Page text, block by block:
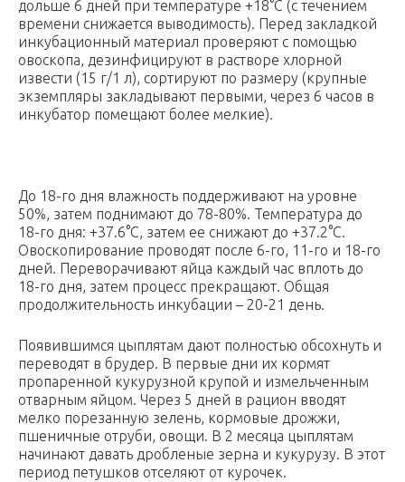
дольше 6 дней при температуре +18°С (с течением
времени снижается выводимость). Перед закладкой
инкубационный материал проверяют с помощью
овоскопа, дезинфицируют в растворе хлорной
извести (15 г/1 л), сортируют по размеру (крупные
экземпляры закладывают первыми, через 6 часов в
инкубатор помещают более мелкие).
До 18-го дня влажность поддерживают на уровне
50%, затем поднимают до 78-80%. Температура до
18-го дня: +37.6°С, затем ее снижают до +37.2°С.
Овоскопирование проводят после 6-го, 11-го и 18-го
дней. Переворачивают яйца каждый час вплоть до
18-го дня, затем процесс прекращают. Общая
продолжительность инкубации – 20-21 день.
Появившимся цыплятам дают полностью обсохнуть и
переводят в брудер. В первые дни их кормят
пропаренной кукурузной крупой и измельченным
отварным яйцом. Через 5 дней в рацион вводят
мелко порезанную зелень, кормовые дрожжи,
пшеничные отруби, овощи. В 2 месяца цыплятам
начинают давать дробленые зерна и кукурузу. В этот
период петушков отселяют от курочек.